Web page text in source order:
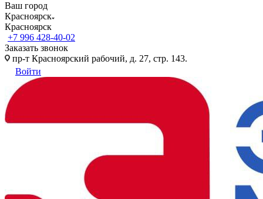
Ваш город
Красноярск
Красноярск
+7 996 428-40-02
Заказать звонок
пр-т Красноярский рабочий, д. 27, стр. 143.
Войти